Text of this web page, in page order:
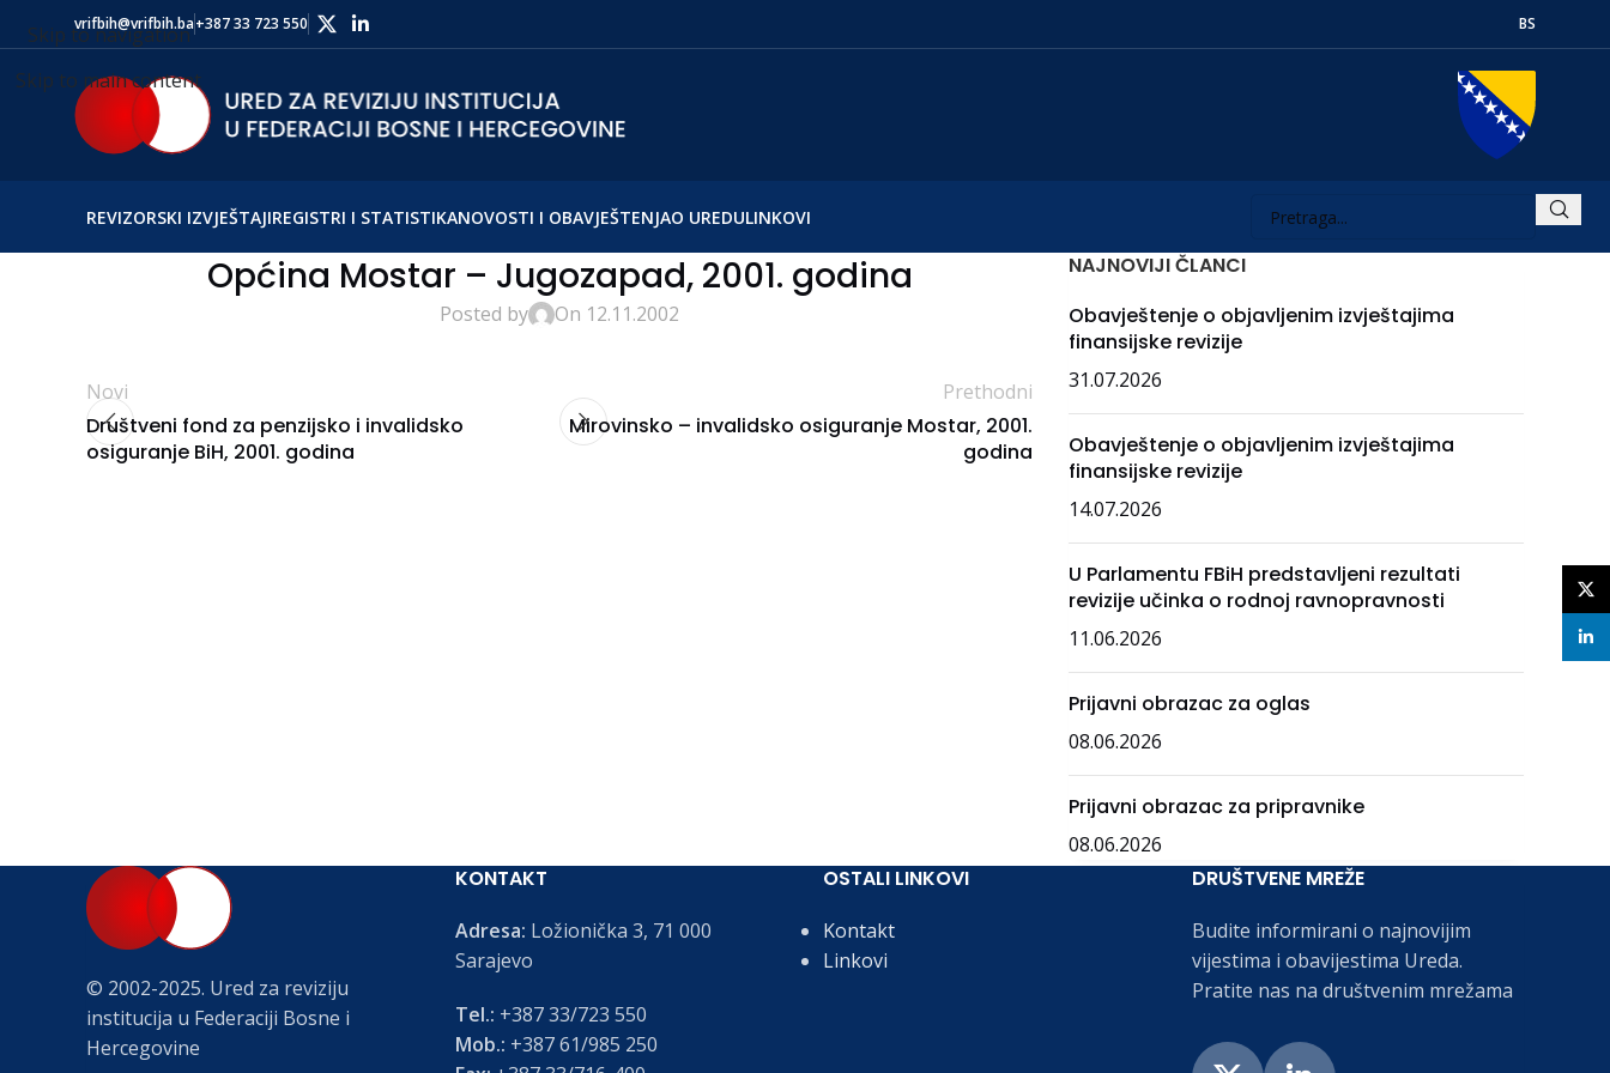
Skip to navigation
Skip to main content
vrifbih@vrifbih.ba+387 33 723 550 BS
REVIZORSKI IZVJEŠTAJIREGISTRI I STATISTIKANOVOSTI I OBAVJEŠTENJAO UREDULINKOVI
Općina Mostar – Jugozapad, 2001. godina
Posted by On 12.11.2002
Novi
Društveni fond za penzijsko i invalidsko
osiguranje BiH, 2001. godina
Prethodni
Mirovinsko – invalidsko osiguranje Mostar, 2001.
godina
NAJNOVIJI ČLANCI
Obavještenje o objavljenim izvještajima
finansijske revizije
31.07.2026
Obavještenje o objavljenim izvještajima
finansijske revizije
14.07.2026
U Parlamentu FBiH predstavljeni rezultati
revizije učinka o rodnoj ravnopravnosti
11.06.2026
Prijavni obrazac za oglas
08.06.2026
Prijavni obrazac za pripravnike
08.06.2026
© 2002-2025. Ured za reviziju
institucija u Federaciji Bosne i
Hercegovine
KONTAKT
Adresa: Ložionička 3, 71 000
Sarajevo
Tel.: +387 33/723 550
Mob.: +387 61/985 250
OSTALI LINKOVI
Kontakt
Linkovi
DRUŠTVENE MREŽE
Budite informirani o najnovijim
vijestima i obavijestima Ureda.
Pratite nas na društvenim mrežama